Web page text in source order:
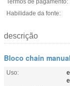
Termos de pagamento:
Habilidade da fonte:
descrição
Bloco chain manual
Uso: